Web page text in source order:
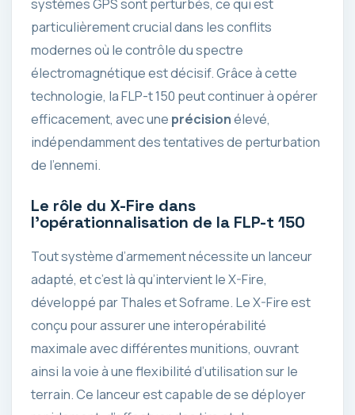
systèmes GPS sont perturbés, ce qui est
particulièrement crucial dans les conflits
modernes où le contrôle du spectre
électromagnétique est décisif. Grâce à cette
technologie, la FLP-t 150 peut continuer à opérer
efficacement, avec une précisionélevé,
indépendamment des tentatives de perturbation
de l’ennemi.
Le rôle du X-Fire dans
l’opérationnalisation de la FLP-t 150
Tout système d’armement nécessite un lanceur
adapté, et c’est là qu’intervient le X-Fire,
développé par Thales et Soframe. Le X-Fire est
conçu pour assurer une interopérabilité
maximale avec différentes munitions, ouvrant
ainsi la voie à une flexibilité d’utilisation sur le
terrain. Ce lanceur est capable de se déployer